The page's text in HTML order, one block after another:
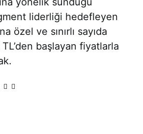
liderliği hedefleyen
özel ve sınırlı sayıda
başlayan fiyatlarla